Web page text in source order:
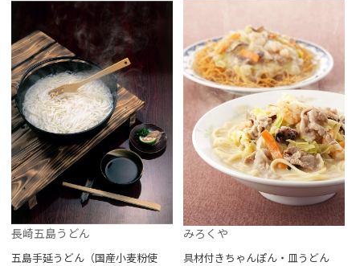
長崎五島うどん
五島手延うどん（国産小麦粉使
みろくや
具材付きちゃんぽん・皿うどん